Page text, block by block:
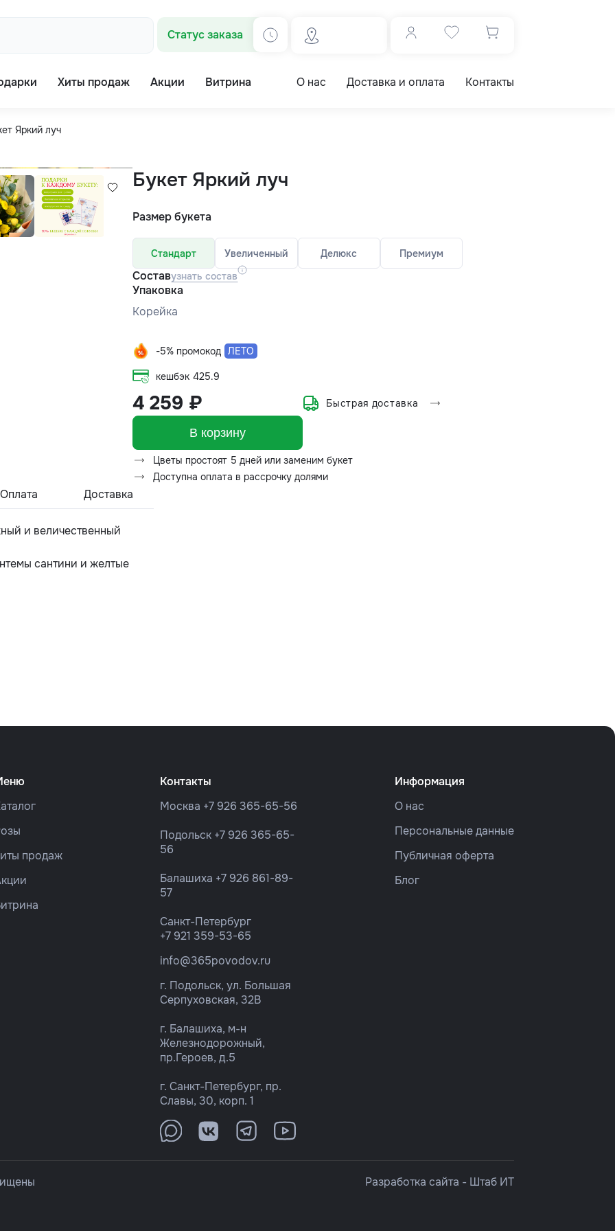
Статус заказа
Хиты продаж Акции Витрина О нас Доставка и оплата Контакты
Яркий луч
Букет Яркий луч
Размер букета
Стандарт Увеличенный Делюкс Премиум
Составузнать состав
Упаковка
Корейка
-5% промокод ЛЕТО
кешбэк 425.9
4 259 ₽ Быстрая доставка
В корзину
Цветы простоят 5 дней или заменим букет
Доступна оплата в рассрочку долями
Оплата Доставка
и величественный
сантини и желтые
продаж
Контакты
Москва +7 926 365-65-56
Подольск +7 926 365-65-
56
Балашиха +7 926 861-89-
57
Санкт-Петербург
+7 921 359-53-65
info@365povodov.ru
г. Подольск, ул. Большая
Серпуховская, 32В
г. Балашиха, м-н
Железнодорожный,
пр.Героев, д.5
г. Санкт-Петербург, пр.
Славы, 30, корп. 1
Информация
О нас
Персональные данные
Публичная оферта
Блог
Разработка сайта - Штаб ИТ